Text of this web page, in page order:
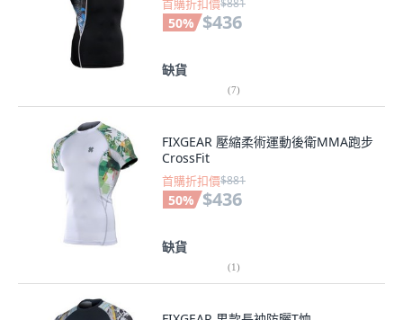
首購折扣價$881
50% $436
缺貨
(7)
FIXGEAR 壓縮柔術運動後衛MMA跑步
CrossFit
首購折扣價$881
50% $436
缺貨
(1)